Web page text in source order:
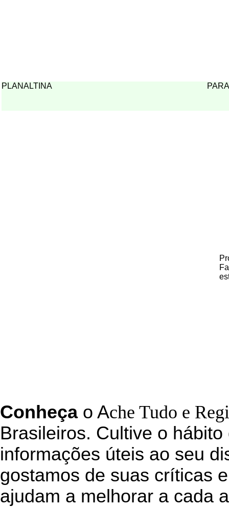
PLANALTINA
Conheçao Ache Tudo e
Brasileiros. Cultive o
informações úteis ao seu
gostamos de suas críticas
ajudam a melhorar a cada